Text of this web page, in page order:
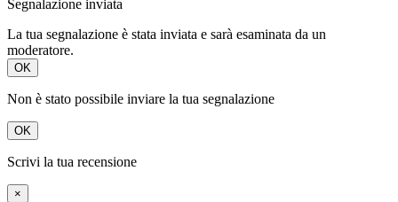
Segnalazione inviata
La tua segnalazione è stata inviata e sarà esaminata da un
moderatore.
OK
Non è stato possibile inviare la tua segnalazione
OK
Scrivi la tua recensione
×